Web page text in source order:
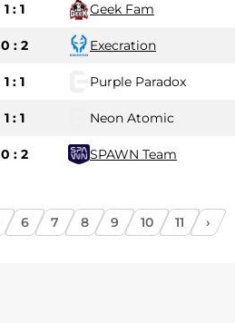
1 : 1 Geek Fam
0 : 2 Execration
1 : 1 Purple Paradox
1 : 1 Neon Atomic
0 : 2 SPAWN Team
6 7 8 9 10 11 ›